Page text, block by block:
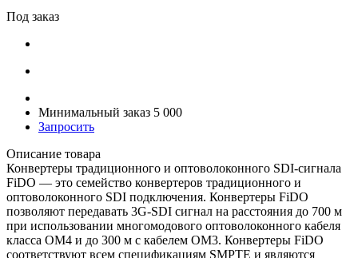
Под заказ
Минимальный заказ 5 000
Запросить
Описание товара
Конвертеры традиционного и оптоволоконного SDI-сигнала
FiDO — это семейство конвертеров традиционного и
оптоволоконного SDI подключения. Конвертеры FiDO
позволяют передавать 3G-SDI сигнал на расстояния до 700 м
при использовании многомодового оптоволоконного кабеля
класса ОМ4 и до 300 м с кабелем ОМ3. Конвертеры FiDO
соответствуют всем спецификациям SMPTE и являются